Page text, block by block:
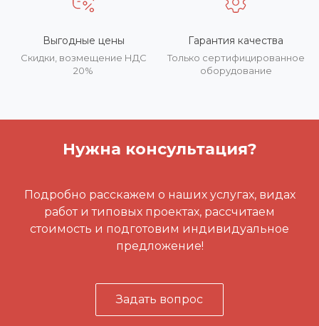
Выгодные цены
Скидки, возмещение НДС
20%
Гарантия качества
Только сертифицированное
оборудование
Нужна консультация?
Подробно расскажем о наших услугах, видах
работ и типовых проектах, рассчитаем
стоимость и подготовим индивидуальное
предложение!
Задать вопрос